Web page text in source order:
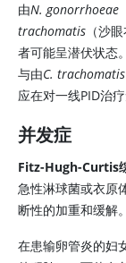
由N. gonorrhoeae
trachomatis （沙
者可能呈潜伏状态
与由C. trachomatis
应在对一线PID治
并发症
Fitz-Hugh-Curtis
急性淋球菌或衣原
断性的加重和缓解。
在患输卵管炎的妇